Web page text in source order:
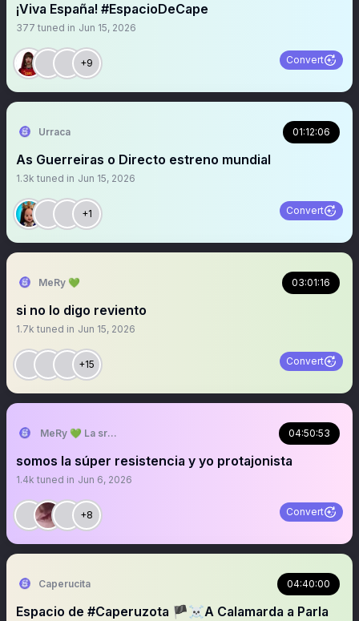
¡Viva España! #EspacioDeCape
377 tuned in Jun 15, 2026
+9 Convert
Urraca 01:12:06
As Guerreiras o Directo estreno mundial
1.3k tuned in Jun 15, 2026
+1 Convert
MeRy 💚 03:01:16
si no lo digo reviento
1.7k tuned in Jun 15, 2026
+15 Convert
MeRy 💚 La sra que ya no abre los espacios 04:50:53
somos la súper resistencia y yo protajonista
1.4k tuned in Jun 6, 2026
+8 Convert
Caperucita 04:40:00
Espacio de #Caperuzota 🏴‍☠️A Calamarda a Parla